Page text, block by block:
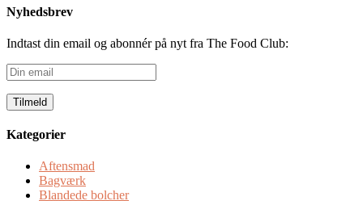
Nyhedsbrev
Indtast din email og abonnér på nyt fra The Food Club:
Din
email
Kategorier
Aftensmad
Bagværk
Blandede bolcher